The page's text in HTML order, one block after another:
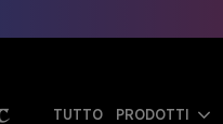
TUTTO PRODOTTI